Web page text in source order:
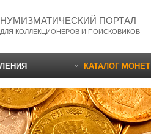
НУМИЗМАТИЧЕСКИЙ ПОРТАЛ
ДЛЯ КОЛЛЕКЦИОНЕРОВ И ПОИСКОВИКОВ
КАТАЛОГ МОНЕТ